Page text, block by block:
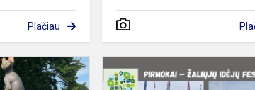
Plačiau
edukacinė